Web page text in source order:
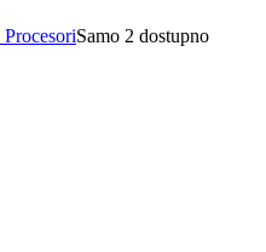
ProcesoriSamo 2 dostupno